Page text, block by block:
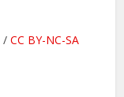
/CC BY-NC-SA